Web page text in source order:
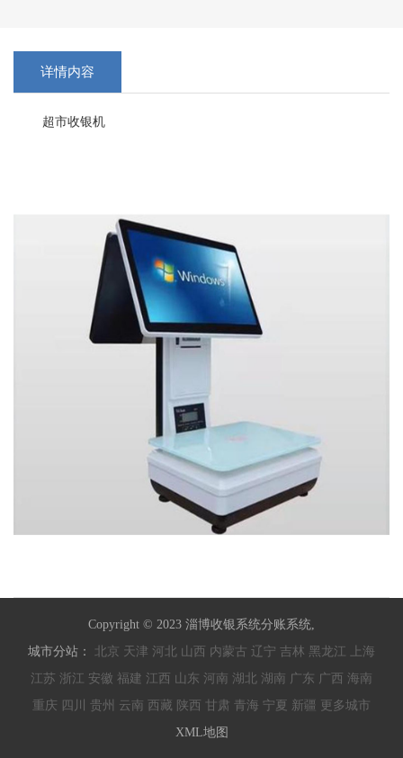
详情内容
超市收银机
Copyright © 2023 淄博收银系统分账系统,
城市分站： 北京 天津 河北 山西 内蒙古 辽宁 吉林 黑龙江
上海
江苏 浙江 安徽 福建 江西 山东 河南 湖北 湖南 广东 广西 海南
重庆 四川 贵州 云南 西藏 陕西 甘肃 青海 宁夏 新疆 更多城市
XML地图